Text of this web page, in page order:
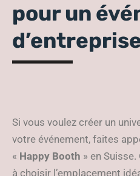
pour un
Si vous voulez créer un
votre événement, faites
« Happy Booth » en
à choisir l’emplacement